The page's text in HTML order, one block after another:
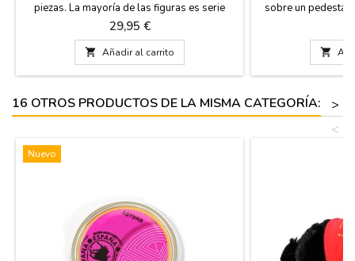
piezas. La mayoría de las figuras es serie
limitada (marcadas con número de serie).
Estos toros están disponibles en blanco con
los cuernos dorados, en negro con los
cuernos plateados, rojo con cuernos
plateados, en dos tamaños. Grande: 14 cm
Precio
29,95 €
 Añadir al carrito
sobre un pedestal
típìco de nuestro
para empresas
cantidades a
consúltanos
Pequeño:

16 OTROS PRODUCTOS DE LA MISMA CATEGORÍA:
>
<
Nuevo